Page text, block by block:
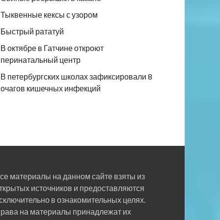
Тыквенные кексы с узором
Быстрый рататуй
В октябре в Гатчине откроют
перинатальный центр
В петербургских школах зафиксировали 8
очагов кишечных инфекций
материалы на данном сайте взяты из
источников и предоставляются
в ознакомительных целях.
на материалы принадлежат их